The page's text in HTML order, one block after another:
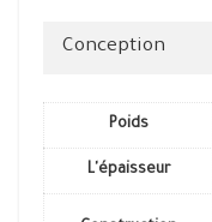
Conception
Poids
L'épaisseur